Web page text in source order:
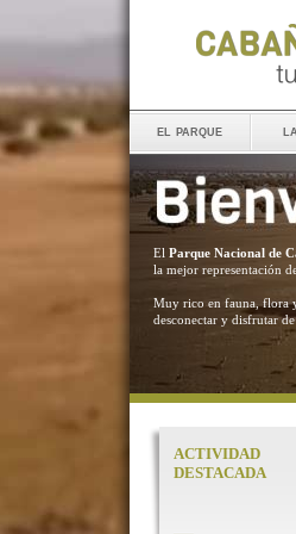
el parque
El Parque Nacional de
la mejor representación
Muy rico en fauna, flora
desconectar y disfrutar
ACTIVIDAD
DESTACADA